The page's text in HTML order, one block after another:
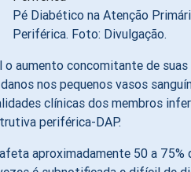
Pé Diabético na Atenção
Periférica. Foto: Divulgação.
o aumento concomitante de
nos pequenos vasos
clínicas dos membros
periférica-DAP.
aproximadamente 50 a